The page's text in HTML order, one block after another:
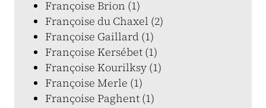
Françoise Brion (1)
Françoise du Chaxel (2)
Françoise Gaillard (1)
Françoise Kersébet (1)
Françoise Kourilksy (1)
Françoise Merle (1)
Françoise Paghent (1)